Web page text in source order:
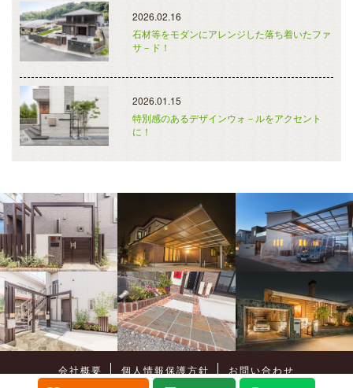
2026.02.16
石材等をモダンにアレンジした落ち着いたファ
サ－ド！
2026.01.15
特別感のあるデザインウォ－ルをアクセント
に！
会社概要 個人情報保護方針
お問い合わせ